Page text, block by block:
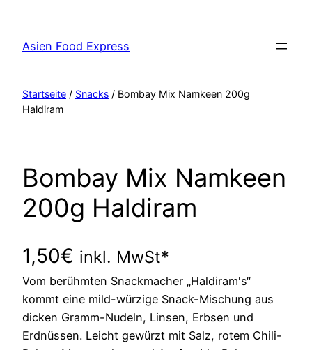
springen
Asien Food Express
Startseite / Snacks / Bombay Mix Namkeen 200g
Haldiram
Bombay Mix Namkeen
200g Haldiram
1,50€ inkl. MwSt*
Vom berühmten Snackmacher „Haldiram's“
kommt eine mild-würzige Snack-Mischung aus
dicken Gramm-Nudeln, Linsen, Erbsen und
Erdnüssen. Leicht gewürzt mit Salz, rotem Chili-